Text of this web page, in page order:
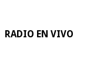
RADIO EN VIVO